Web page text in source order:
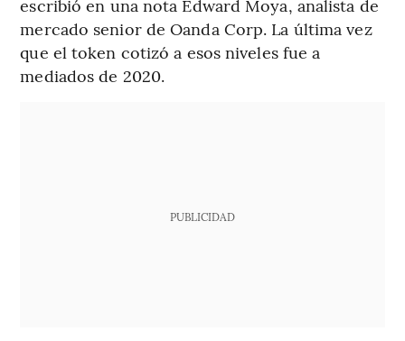
escribió en una nota Edward Moya, analista de
mercado senior de Oanda Corp. La última vez
que el token cotizó a esos niveles fue a
mediados de 2020.
PUBLICIDAD